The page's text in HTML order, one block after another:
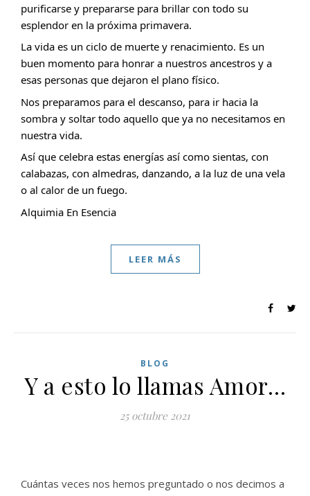
purificarse y prepararse para brillar con todo su
esplendor en la próxima primavera.
La vida es un ciclo de muerte y renacimiento. Es un
buen momento para honrar a nuestros ancestros y a
esas personas que dejaron el plano físico.
Nos preparamos para el descanso, para ir hacia la
sombra y soltar todo aquello que ya no necesitamos en
nuestra vida.
Así que celebra estas energías así como sientas, con
calabazas, con almedras, danzando, a la luz de una vela
o al calor de un fuego.
Alquimia En Esencia
LEER MÁS
BLOG
Y a esto lo llamas Amor…
25 octubre 2021
Cuántas veces nos hemos preguntado o nos decimos a